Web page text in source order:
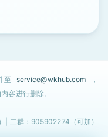
至 service@wkhub.com
，
容进行删除。
二群：905902274（可加）